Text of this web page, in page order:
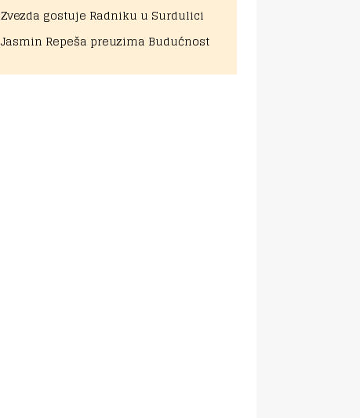
Zvezda gostuje Radniku u Surdulici
Jasmin Repeša preuzima Budućnost